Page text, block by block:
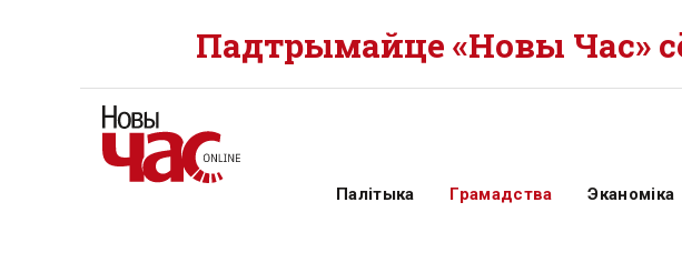
Падтрымайце «Новы Час»
Палітыка Грамадства Эканоміка